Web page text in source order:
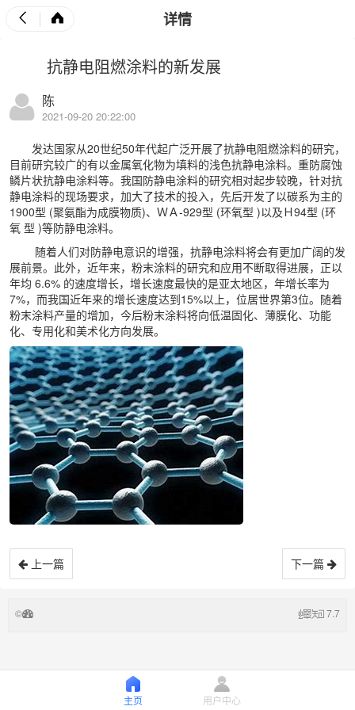
详情
抗静电阻燃涂料的新发展
陈
2021-09-20 20:22:00
发达国家从20世纪50年代起广泛开展了抗静电阻燃涂料的研究，
目前研究较广的有以金属氧化物为填料的浅色抗静电涂料。重防腐蚀
鳞片状抗静电涂料等。我国防静电涂料的研究相对起步较晚，针对抗
静电涂料的现场要求，加大了技术的投入，先后开发了以碳系为主的
1900型 (聚氨酯为成膜物质)、ＷＡ-929型 (环氧型 )以及Ｈ94型 (环
氧 型 )等防静电涂料。
随着人们对防静电意识的增强，抗静电涂料将会有更加广阔的发
展前景。此外，近年来，粉末涂料的研究和应用不断取得进展，正以
年均 6.6% 的速度增长，增长速度最快的是亚太地区，年增长率为
7%，而我国近年来的增长速度达到15%以上，位居世界第3位。随着
粉末涂料产量的增加，今后粉末涂料将向低温固化、薄膜化、功能
化、专用化和美术化方向发展。
上一篇 下一篇
© 7.7
主页 用户中心